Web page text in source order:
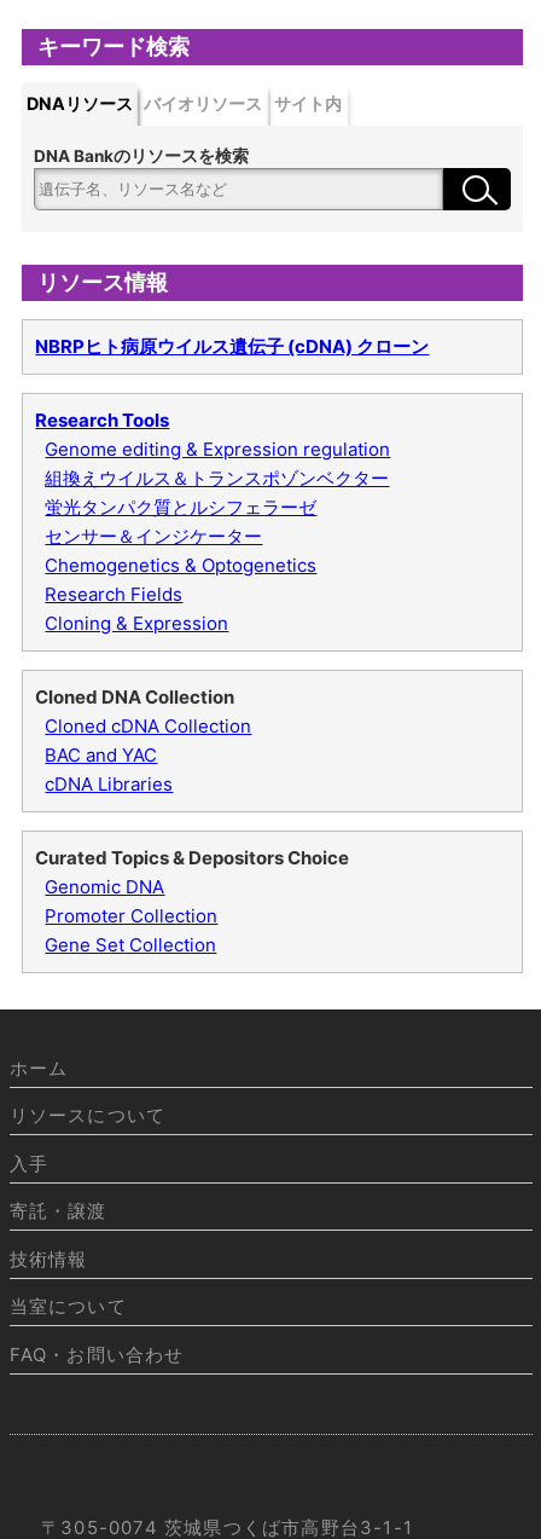
キーワード検索
DNAリソース バイオリソース サイト内
DNA Bankのリソースを検索
リソース情報
NBRPヒト病原ウイルス遺伝子 (cDNA) クローン
Research Tools
Genome editing & Expression regulation
組換えウイルス＆トランスポゾンベクター
蛍光タンパク質とルシフェラーゼ
センサー＆インジケーター
Chemogenetics & Optogenetics
Research Fields
Cloning & Expression
Cloned DNA Collection
Cloned cDNA Collection
BAC and YAC
cDNA Libraries
Curated Topics & Depositors Choice
Genomic DNA
Promoter Collection
Gene Set Collection
ホーム
リソースについて
入手
寄託・譲渡
技術情報
当室について
FAQ・お問い合わせ
〒305-0074 茨城県つくば市高野台3-1-1